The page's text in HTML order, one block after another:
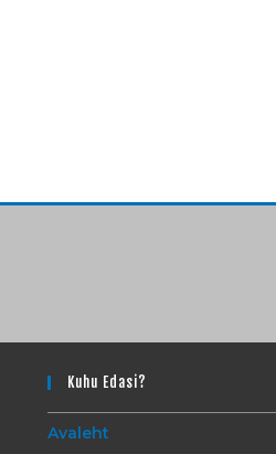
Kuhu Edasi?
Avaleht